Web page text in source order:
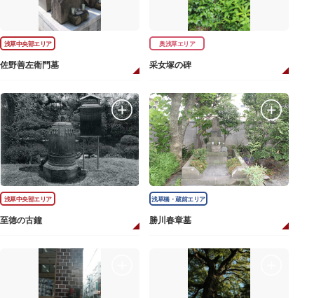
浅草中央部エリア
佐野善左衛門墓
奥浅草エリア
采女塚の碑
浅草中央部エリア
至徳の古鐘
浅草橋・蔵前エリア
勝川春章墓